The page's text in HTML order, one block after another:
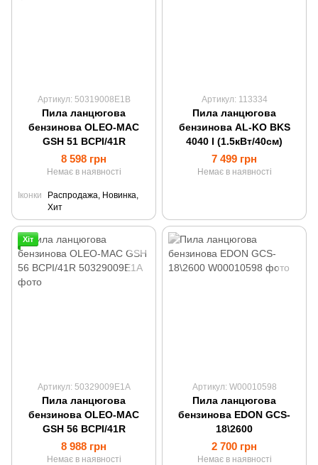
Артикул: 50319008E1B
Пила ланцюгова
бензинова OLEO-MAC
GSH 51 BCPI/41R
8 598 грн
Немає в наявності
Іконки
Распродажа, Новинка,
Хит
Артикул: 113334
Пила ланцюгова
бензинова AL-KO BKS
4040 I (1.5кВт/40см)
7 499 грн
Немає в наявності
Хіт
Артикул: 50329009E1A
Пила ланцюгова
бензинова OLEO-MAC
GSH 56 BCPI/41R
8 988 грн
Немає в наявності
Артикул: W00010598
Пила ланцюгова
бензинова EDON GCS-
18\2600
2 700 грн
Немає в наявності